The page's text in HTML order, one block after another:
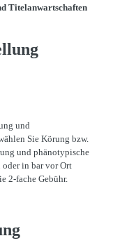
Titelanwartschaften
und
Sie Körung bzw.
und phänotypische
oder in bar vor Ort
2-fache Gebühr.